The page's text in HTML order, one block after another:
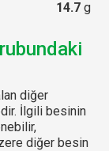
14.7 g
diğer
İlgili besinin
diğer besin